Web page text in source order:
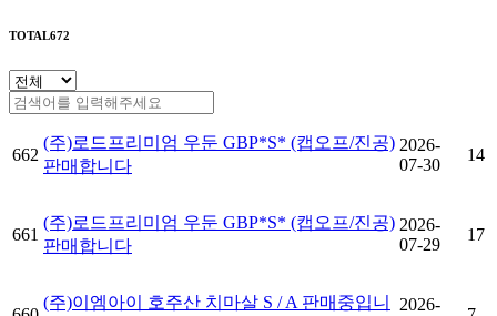
TOTAL672
662
(주)로드프리미엄 우둔 GBP*S* (캡오프/진공)
판매합니다
2026-
07-30
14
661
(주)로드프리미엄 우둔 GBP*S* (캡오프/진공)
판매합니다
2026-
07-29
17
(주)이엠아이 호주산 치마살 S / A 판매중입니
2026-